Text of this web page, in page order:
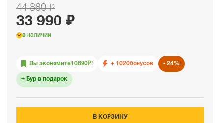
44 880 ₽
33 990 ₽
в наличии
Вы экономите10890₽! + 1020бонусов 24%
Бур в подарок
В КОРЗИНУ